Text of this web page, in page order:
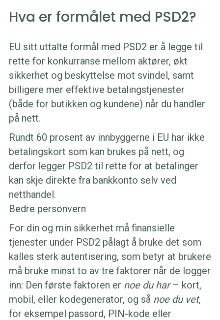
Hva er formålet med PSD2?
EU sitt uttalte formål med PSD2 er å legge til
rette for konkurranse mellom aktører, økt
sikkerhet og beskyttelse mot svindel, samt
billigere mer effektive betalingstjenester
(både for butikken og kundene) når du handler
på nett.
Rundt 60 prosent av innbyggerne i EU har ikke
betalingskort som kan brukes på nett, og
derfor legger PSD2 til rette for at betalinger
kan skje direkte fra bankkonto selv ved
netthandel.
Bedre personvern
For din og min sikkerhet må finansielle
tjenester under PSD2 pålagt å bruke det som
kalles sterk autentisering, som betyr at brukere
må bruke minst to av tre faktorer når de logger
inn: Den første faktoren er noe du har– kort,
mobil, eller kodegenerator, og så noe du vet,
for eksempel passord, PIN-kode eller